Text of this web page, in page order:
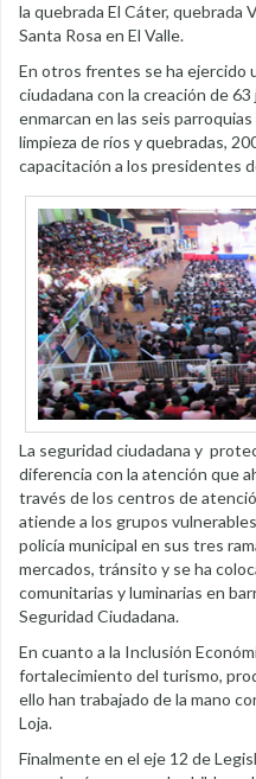
la quebrada El Cáter, quebrada
Santa Rosa en El Valle.
En otros frentes se ha ejercido
ciudadana con la creación de
enmarcan en las seis
limpieza de ríos y quebradas,
capacitación a los presidentes
La seguridad ciudadana y
diferencia con la atención que
través de los centros de
atiende a los grupos
policía municipal en sus tres
mercados, tránsito y se ha
comunitarias y luminarias en
Seguridad Ciudadana.
En cuanto a la Inclusión
fortalecimiento del turismo,
ello han trabajado de la mano
Loja.
Finalmente en el eje 12 de